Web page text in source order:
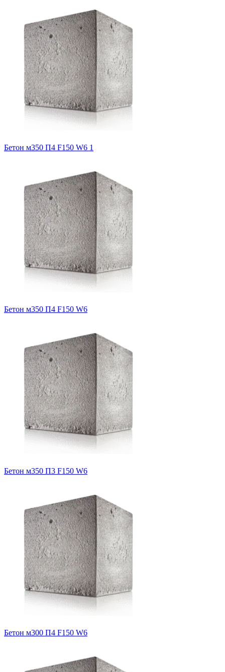
Бетон м350 П4 F150 W6 1
Бетон м350 П4 F150 W6
Бетон м350 П3 F150 W6
Бетон м300 П4 F150 W6